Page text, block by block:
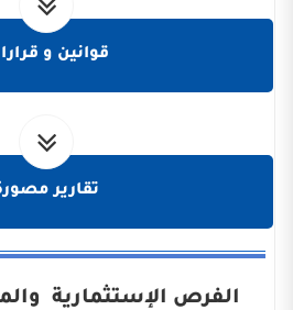
قوانين و
تقارير
الفرص الإستثمارية